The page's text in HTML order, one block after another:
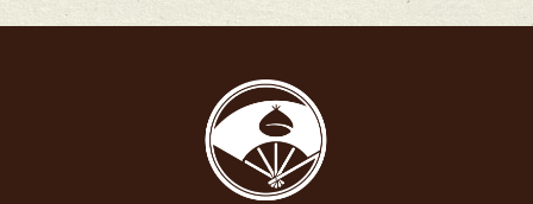
2025年12月
2025年10月(6)
2025年9月(11)
2025年8月(11)